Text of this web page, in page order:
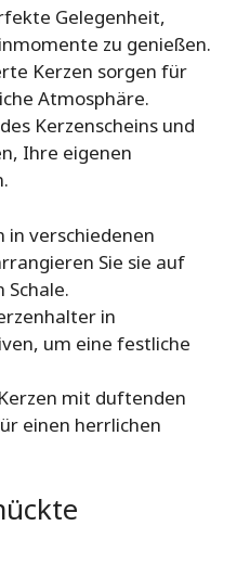
Gelegenheit,
zu genießen.
Kerzen sorgen für
Atmosphäre.
Kerzenscheins und
Ihre eigenen
in verschiedenen
Sie sie auf
in
um eine festliche
mit duftenden
einen herrlichen